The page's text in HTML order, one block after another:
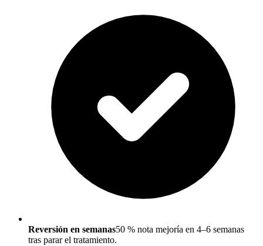
Reversión en semanas50 % nota mejoría en 4–6 semanas
tras parar el tratamiento.